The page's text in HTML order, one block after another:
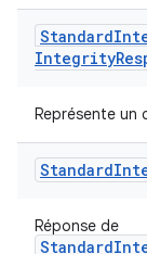
Standard
Integrity
Représente
Standard
Réponse de